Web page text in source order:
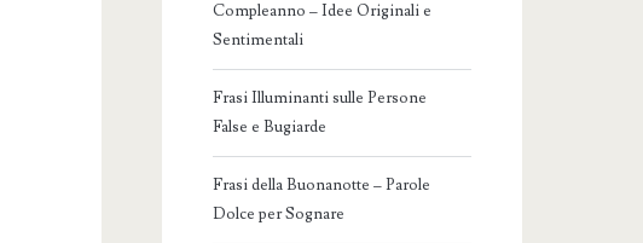
Compleanno – Idee Originali e
Sentimentali
Frasi Illuminanti sulle Persone
False e Bugiarde
Frasi della Buonanotte – Parole
Dolce per Sognare